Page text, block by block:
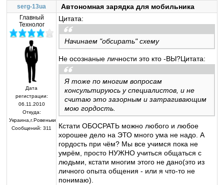
serg-13ua Автономная зарядка для мобильника
Главный
Технолог
Дата
регистрации:
06.11.2010
Откуда:
Украина,г.Ровеньки
Сообщений: 311
Цитата:
Начинаем "обсирать" схему
Не осознаные личности это кто -ВЫ?Цитата:
Я тоже по многим вопросам
консультируюсь у специалистов, и не
считаю это зазорным и затрагивающим
мою гордость.
Кстати ОБОСРАТЬ можно любого и любое
хорошее дело на ЭТО много ума не надо. А
гордость при чём? Мы все учимся пока не
умрём, просто НУЖНО учиться общаться с
людьми, кстати многим этого не дано(это из
личного опыта общения - или я что-то не
понимаю).